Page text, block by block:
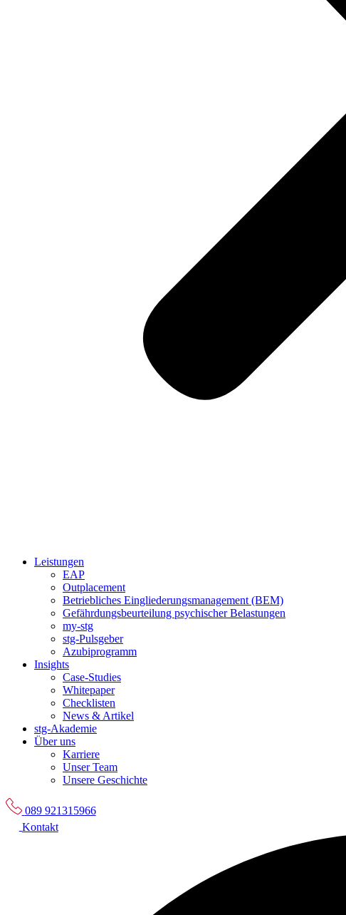
Leistungen
EAP
Outplacement
Betriebliches Eingliederungsmanagement (BEM)
Gefährdungsbeurteilung psychischer Belastungen
my-stg
stg-Pulsgeber
Azubiprogramm
Insights
Case-Studies
Whitepaper
Checklisten
News & Artikel
stg-Akademie
Über uns
Karriere
Unser Team
Unsere Geschichte
089 921315966
Kontakt